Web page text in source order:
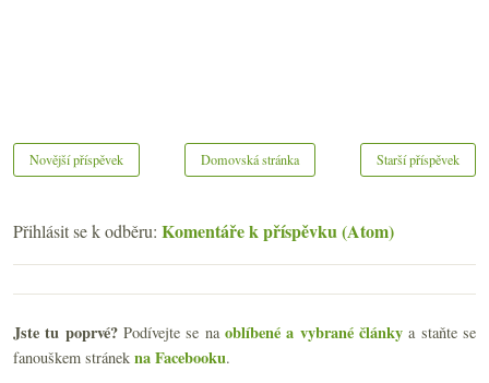
Novější příspěvek Starší příspěvek
Domovská stránka
Přihlásit se k odběru: Komentáře k příspěvku (Atom)
Jste tu poprvé?Podívejte se naoblíbené a vybrané články a staňte se
fanouškem stránek na Facebooku.